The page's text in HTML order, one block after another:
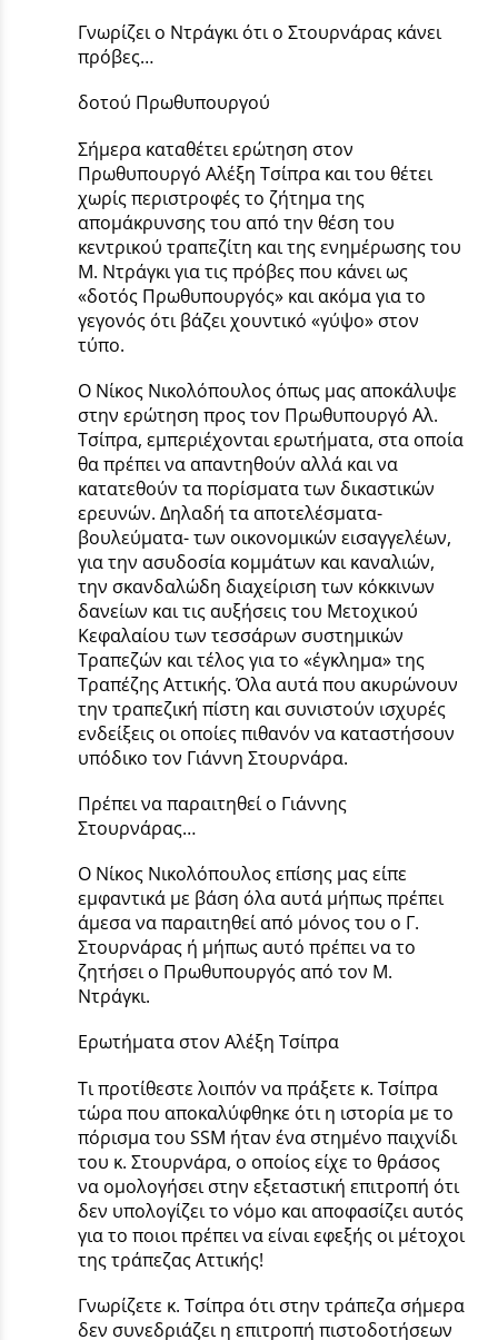
Γνωρίζει ο Ντράγκι ότι ο Στουρνάρας κάνει
πρόβες…
δοτού Πρωθυπουργού
Σήμερα καταθέτει ερώτηση στον
Πρωθυπουργό Αλέξη Τσίπρα και του θέτει
χωρίς περιστροφές το ζήτημα της
απομάκρυνσης του από την θέση του
κεντρικού τραπεζίτη και της ενημέρωσης του
Μ. Ντράγκι για τις πρόβες που κάνει ως
«δοτός Πρωθυπουργός» και ακόμα για το
γεγονός ότι βάζει χουντικό «γύψο» στον
τύπο.
Ο Νίκος Νικολόπουλος όπως μας αποκάλυψε
στην ερώτηση προς τον Πρωθυπουργό Αλ.
Τσίπρα, εμπεριέχονται ερωτήματα, στα οποία
θα πρέπει να απαντηθούν αλλά και να
κατατεθούν τα πορίσματα των δικαστικών
ερευνών. Δηλαδή τα αποτελέσματα-
βουλεύματα- των οικονομικών εισαγγελέων,
για την ασυδοσία κομμάτων και καναλιών,
την σκανδαλώδη διαχείριση των κόκκινων
δανείων και τις αυξήσεις του Μετοχικού
Κεφαλαίου των τεσσάρων συστημικών
Τραπεζών και τέλος για το «έγκλημα» της
Τραπέζης Αττικής. Όλα αυτά που ακυρώνουν
την τραπεζική πίστη και συνιστούν ισχυρές
ενδείξεις οι οποίες πιθανόν να καταστήσουν
υπόδικο τον Γιάννη Στουρνάρα.
Πρέπει να παραιτηθεί ο Γιάννης
Στουρνάρας…
Ο Νίκος Νικολόπουλος επίσης μας είπε
εμφαντικά με βάση όλα αυτά μήπως πρέπει
άμεσα να παραιτηθεί από μόνος του ο Γ.
Στουρνάρας ή μήπως αυτό πρέπει να το
ζητήσει ο Πρωθυπουργός από τον Μ.
Ντράγκι.
Ερωτήματα στον Αλέξη Τσίπρα
Τι προτίθεστε λοιπόν να πράξετε κ. Τσίπρα
τώρα που αποκαλύφθηκε ότι η ιστορία με το
πόρισμα του SSM ήταν ένα στημένο παιχνίδι
του κ. Στουρνάρα, ο οποίος είχε το θράσος
να ομολογήσει στην εξεταστική επιτροπή ότι
δεν υπολογίζει το νόμο και αποφασίζει αυτός
για το ποιοι πρέπει να είναι εφεξής οι μέτοχοι
της τράπεζας Αττικής!
Γνωρίζετε κ. Τσίπρα ότι στην τράπεζα σήμερα
δεν συνεδριάζει η επιτροπή πιστοδοτήσεων